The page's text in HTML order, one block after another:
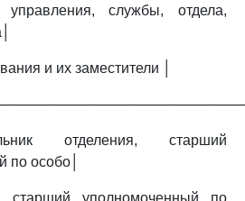
службы, отдела,
и их заместители │
отделения, старший
по особо│
уполномоченный по